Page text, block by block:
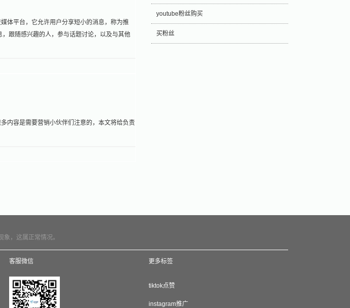
体平台，它允许用户分享短小的消息，称为推
跟随感兴趣的人，参与话题讨论，以及与其他
内容是需要营销小伙伴们注意的，本文将给负责
youtube粉丝购买
买粉丝
，这属正常情况。
客服微信 更多标签
tiktok点赞
instagram推广